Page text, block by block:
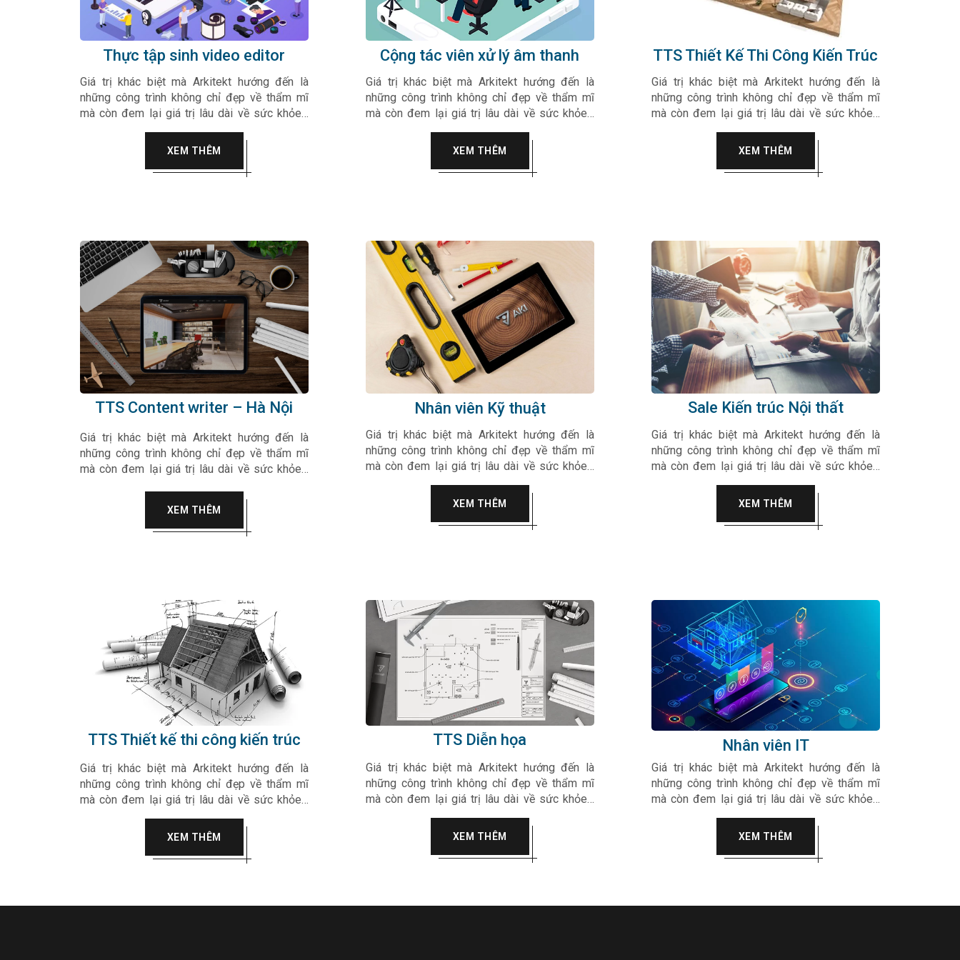
Thực tập sinh video editor
Giá trị khác biệt mà Arkitekt hướng đến là
những công trình không chỉ đẹp về thẩm mĩ
mà còn đem lại giá trị lâu dài về sức khỏe…
Arkitekt luôn hướng tới sự tinh tế, chân thành
vào trong từng sản phẩm, dự án của mình làm
XEM THÊM
Cộng tác viên xử lý âm thanh
Giá trị khác biệt mà Arkitekt hướng đến là
những công trình không chỉ đẹp về thẩm mĩ
mà còn đem lại giá trị lâu dài về sức khỏe…
Arkitekt luôn hướng tới sự tinh tế, chân thành
vào trong từng sản phẩm, dự án của mình làm
XEM THÊM
TTS Thiết Kế Thi Công Kiến Trúc
Giá trị khác biệt mà Arkitekt hướng đến là
những công trình không chỉ đẹp về thẩm mĩ
mà còn đem lại giá trị lâu dài về sức khỏe…
Arkitekt luôn hướng tới sự tinh tế, chân thành
vào trong từng sản phẩm, dự án của mình làm
XEM THÊM
TTS Content writer – Hà Nội
Giá trị khác biệt mà Arkitekt hướng đến là
những công trình không chỉ đẹp về thẩm mĩ
mà còn đem lại giá trị lâu dài về sức khỏe…
vào trong từng sản phẩm, dự án của mình làm
hài lòng mọi quý khách hàng.
XEM THÊM
Nhân viên Kỹ thuật
Giá trị khác biệt mà Arkitekt hướng đến là
những công trình không chỉ đẹp về thẩm mĩ
mà còn đem lại giá trị lâu dài về sức khỏe…
Arkitekt luôn hướng tới sự tinh tế, chân thành
vào trong từng sản phẩm, dự án của mình làm
XEM THÊM
Sale Kiến trúc Nội thất
Giá trị khác biệt mà Arkitekt hướng đến là
những công trình không chỉ đẹp về thẩm mĩ
mà còn đem lại giá trị lâu dài về sức khỏe…
Arkitekt luôn hướng tới sự tinh tế, chân thành
vào trong từng sản phẩm, dự án của mình làm
XEM THÊM
TTS Thiết kế thi công kiến trúc
Giá trị khác biệt mà Arkitekt hướng đến là
những công trình không chỉ đẹp về thẩm mĩ
mà còn đem lại giá trị lâu dài về sức khỏe…
Arkitekt luôn hướng tới sự tinh tế, chân thành
vào trong từng sản phẩm, dự án của mình làm
XEM THÊM
TTS Diễn họa
Giá trị khác biệt mà Arkitekt hướng đến là
những công trình không chỉ đẹp về thẩm mĩ
mà còn đem lại giá trị lâu dài về sức khỏe…
Arkitekt luôn hướng tới sự tinh tế, chân thành
vào trong từng sản phẩm, dự án của mình làm
XEM THÊM
Nhân viên IT
Giá trị khác biệt mà Arkitekt hướng đến là
những công trình không chỉ đẹp về thẩm mĩ
mà còn đem lại giá trị lâu dài về sức khỏe…
Arkitekt luôn hướng tới sự tinh tế, chân thành
vào trong từng sản phẩm, dự án của mình làm
XEM THÊM